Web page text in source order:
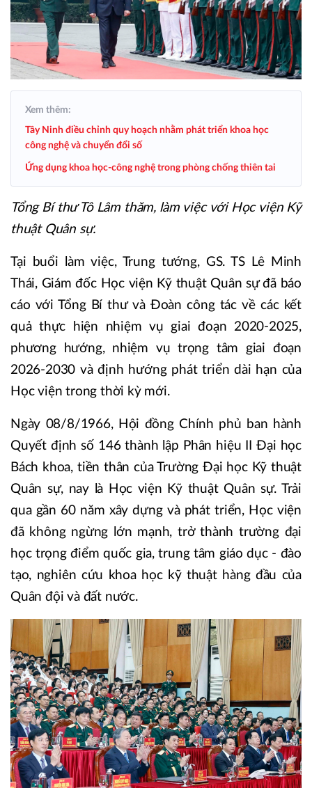
Xem thêm:
Tây Ninh điều chỉnh quy hoạch nhằm phát triển khoa học
công nghệ và chuyển đổi số
Ứng dụng khoa học-công nghệ trong phòng chống thiên tai
Tổng Bí thư Tô Lâm thăm, làm việc với Học viện Kỹ
thuật Quân sự.
Tại buổi làm việc, Trung tướng, GS. TS Lê Minh
Thái, Giám đốc Học viện Kỹ thuật Quân sự đã báo
cáo với Tổng Bí thư và Đoàn công tác về các kết
quả thực hiện nhiệm vụ giai đoạn 2020-2025,
phương hướng, nhiệm vụ trọng tâm giai đoạn
2026-2030 và định hướng phát triển dài hạn của
Học viện trong thời kỳ mới.
Ngày 08/8/1966, Hội đồng Chính phủ ban hành
Quyết định số 146 thành lập Phân hiệu II Đại học
Bách khoa, tiền thân của Trường Đại học Kỹ thuật
Quân sự, nay là Học viện Kỹ thuật Quân sự. Trải
qua gần 60 năm xây dựng và phát triển, Học viện
đã không ngừng lớn mạnh, trở thành trường đại
học trọng điểm quốc gia, trung tâm giáo dục - đào
tạo, nghiên cứu khoa học kỹ thuật hàng đầu của
Quân đội và đất nước.